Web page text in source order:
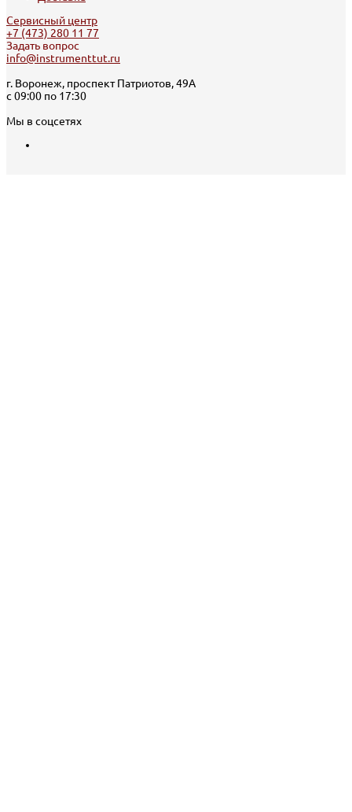
Сервисный центр
+7 (473) 280 11 77
Задать вопрос
info@instrumenttut.ru
г. Воронеж, проспект Патриотов, 49А
с 09:00 по 17:30
Мы в соцсетях